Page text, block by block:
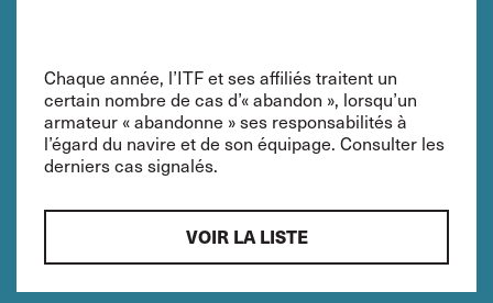
Chaque année, l’ITF et ses affiliés traitent un
certain nombre de cas d’« abandon », lorsqu’un
armateur « abandonne » ses responsabilités à
l’égard du navire et de son équipage. Consulter les
derniers cas signalés.
VOIR LA LISTE